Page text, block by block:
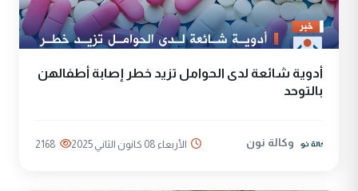
أدوية شائعة لدى الحوامل تزيد خطر إصابة أطفالهن
بالتوحد
وكالة نون الأربعاء 08 كانون الثاني 2025 2168